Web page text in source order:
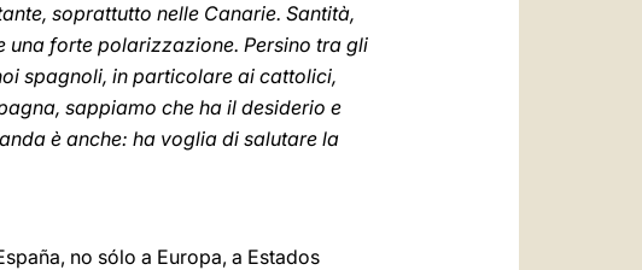
soprattutto nelle Canarie. Santità,
una forte polarizzazione. Persino tra gli
spagnoli, in particolare ai cattolici,
sappiamo che ha il desiderio e
è anche: ha voglia di salutare la
no sólo a Europa, a Estados